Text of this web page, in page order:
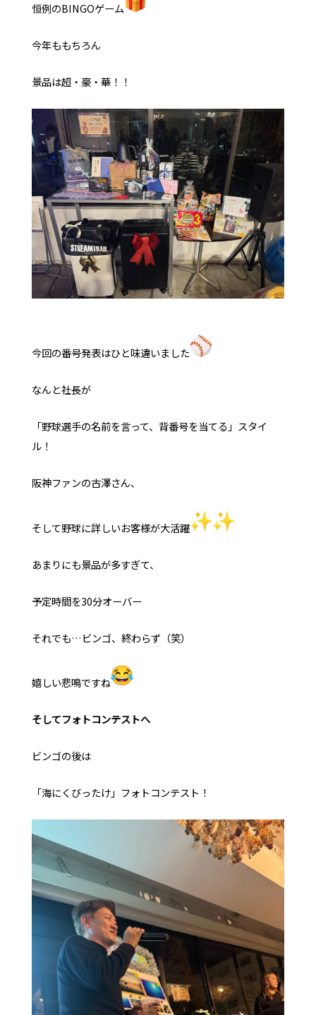
恒例のBINGOゲーム
今年ももちろん
景品は超・豪・華！！
今回の番号発表はひと味違いました
なんと社長が
「野球選手の名前を言って、背番号を当てる」スタイ
ル！
阪神ファンの古澤さん、
そして野球に詳しいお客様が大活躍
あまりにも景品が多すぎて、
予定時間を30分オーバー
それでも…ビンゴ、終わらず（笑）
嬉しい悲鳴ですね
そしてフォトコンテストへ
ビンゴの後は
「海にくびったけ」フォトコンテスト！